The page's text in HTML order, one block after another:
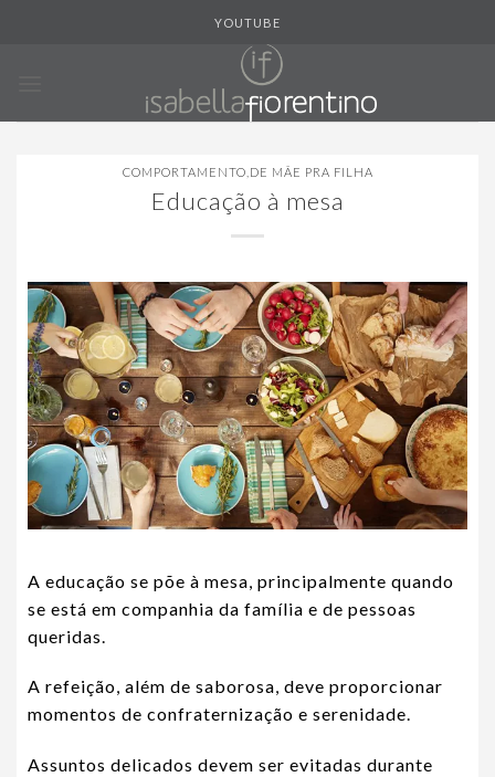
YOUTUBE
COMPORTAMENTO DE MÃE PRA FILHA
Educação à mesa
A educação se põe à mesa, principalmente quando
se está em companhia da família e de pessoas
queridas.
A refeição, além de saborosa, deve proporcionar
momentos de confraternização e serenidade.
Assuntos delicados devem ser evitadas durante